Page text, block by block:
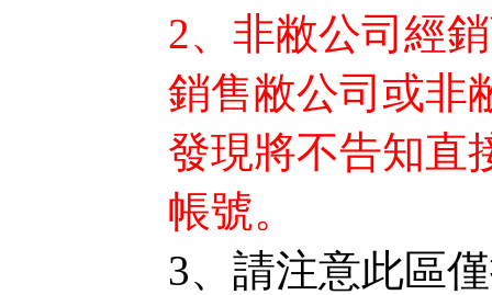
2、非敝公司經
銷售敝公司或非
發現將不告知直
帳號。
3、請注意此區